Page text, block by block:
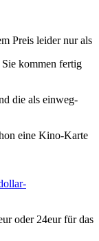
Preis leider nur als
kommen fertig
die als einweg-
eine Kino-Karte
oder 24eur für das